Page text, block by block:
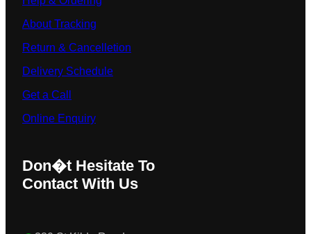
About Tracking
Return & Cancelletion
Delivery Schedule
Get a Call
Online Enquiry
Don�t Hesitate To
Contact With Us